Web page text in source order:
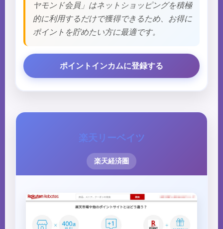
ヤモンド会員」はネットショッピングを積極
的に利用するだけで獲得できるため、お得に
ポイントを貯めたい方に最適です。
ポイントインカムに登録する
楽天リーベイツ
楽天経済圏